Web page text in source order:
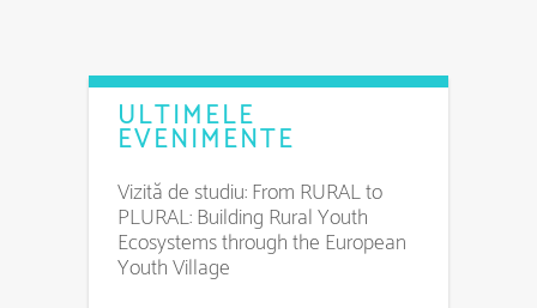
ULTIMELE
EVENIMENTE
Vizită de studiu: From RURAL to
PLURAL: Building Rural Youth
Ecosystems through the European
Youth Village